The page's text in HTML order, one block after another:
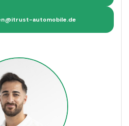
automobile.de